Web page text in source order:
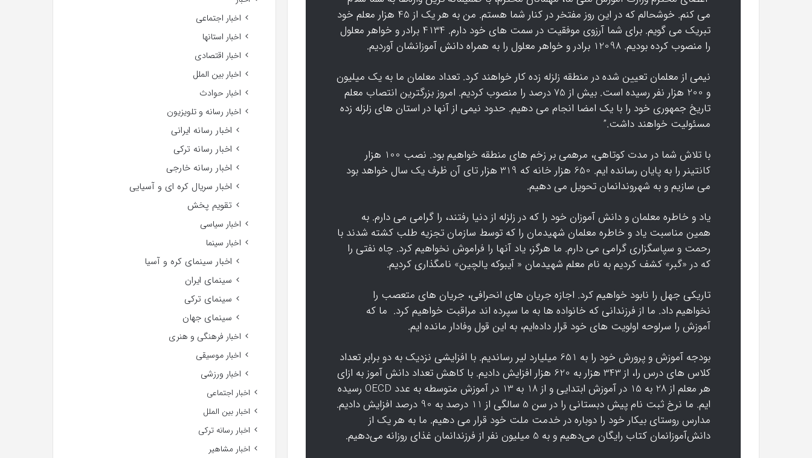
می کنم. خوشحالم که در این روز مفتخر در کنار شما هستم. من به هر یک از 45 هزار معلم خود
تبریک می گویم. برای شما آرزوی موفقیت در سمت های خود دارم. 4134 برادر و خواهر معلول
را منصوب کرده بودیم. 12098 برادر و خواهر معلول را به همراه دانش آموزانشان آوردیم.
نیمی از معلمان تعیین شده در منطقه زلزله زده کار خواهند کرد. تعداد معلمان ما به یک میلیون
و 200 هزار نفر رسیده است. بیش از 75 درصد را منصوب کردیم. امروز بزرگترین انتصاب معلم
تاریخ جمهوری خود را با یک امضا انجام می دهیم. حدود نیمی از آنها در استان های زلزله زده
مسئولیت خواهند داشت.”
با تلاش شما در مدت کوتاهی، مرهمی بر زخم های منطقه خواهیم بود. نصب 100 هزار
کانتینر را به پایان رسانده ایم. 650 هزار خانه که 319 هزار تای آن ظرف یک سال خواهد بود
می سازیم و به شهروندانمان تحویل می دهیم.
یاد و خاطره معلمان و دانش آموزان خود را که در زلزله از دنیا رفتند، را گرامی می دارم. به
همین مناسبت یاد و خاطره معلمان شهیدمان را که توسط سازمان تجزیه طلب کشته شدند با
رحمت و سپاسگزاری گرامی می دارم. ما هرگز، یاد آنها را فراموش نخواهیم کرد. چاه نفتی را
که در «گبر» کشف کردیم به نام معلم شهیدمان « آیبوکه یالچین» نامگذاری کردیم.
تاریکی جهل را نابود خواهیم کرد. اجازه جریان های انحرافی، جریان های متعصب را
نخواهیم داد. ما از فرزندانی که خانواده ها به ما سپرده اند مراقبت خواهیم کرد. ما که
آموزش را سرلوحه اولویت های خود قرار داده‌ایم، به این قول وفادار مانده ایم.
بودجه آموزش و پرورش خود را به 651 میلیارد لیر رساندیم. با افزایشی نزدیک به دو برابر تعداد
کلاس های درس را، از 343 هزار به 620 هزار افزایش دادیم. با کاهش تعداد دانش آموز به ازای
هر معلم از 28 به 15 در آموزش ابتدایی و از 18 به 13 در آموزش متوسطه به عدد OECD رسیده
ایم. ما نرخ ثبت نام پیش دبستانی را در سن 5 سالگی از 11 درصد به 90 درصد افزایش دادیم.
مدارس روستای بیکار خود را دوباره در خدمت ملت خود قرار می دهیم. ما به هر یک از
دانش‌آموزانمان کتاب رایگان می‌دهیم و به 5 میلیون نفر از فرزندانمان غذای روزانه می‌دهیم.
اخبار اجتماعی
اخبار استانها
اخبار اقتصادی
اخبار بین الملل
اخبار حوادث
اخبار رسانه و تلویزیون
اخبار رسانه ایرانی
اخبار رسانه ترکی
اخبار رسانه خارجی
اخبار سریال کره ای و آسیایی
تقویم پخش
اخبار سیاسی
اخبار سینما
اخبار سینمای کره و آسیا
سینمای ایران
سینمای ترکی
سینمای جهان
اخبار فرهنگی و هنری
اخبار موسیقی
اخبار ورزشی
اخبار اجتماعی
اخبار بین الملل
اخبار رسانه ترکی
اخبار مشاهیر